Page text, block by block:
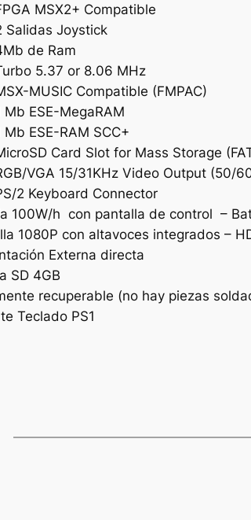
MSX2+ Compatible
Salidas Joystick
de Ram
5.37 or 8.06 MHz
MUSIC Compatible (FMPAC)
Mb ESE-MegaRAM
Mb ESE-RAM SCC+
Card Slot for Mass Storage
VGA 15/31KHz Video Output (50/
2 Keyboard Connector
100W/h con pantalla de control –
1080P con altavoces integrados –
Externa directa
SD 4GB
recuperable (no hay piezas
Teclado PS1